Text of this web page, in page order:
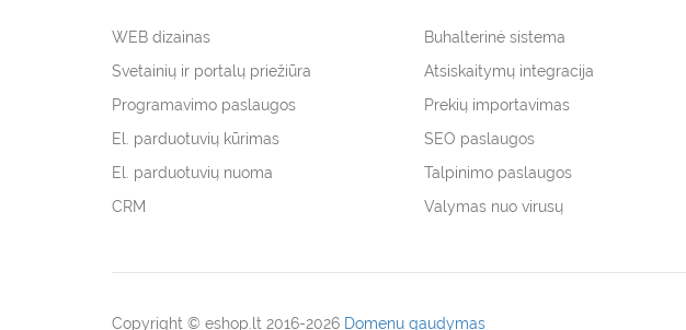
WEB dizainas
Svetainių ir portalų priežiūra
Programavimo paslaugos
El. parduotuvių kūrimas
El. parduotuvių nuoma
CRM
Buhalterinė sistema
Atsiskaitymų integracija
Prekių importavimas
SEO paslaugos
Talpinimo paslaugos
Valymas nuo virusų
Copyright © eshop.lt 2016-2026 Domenu gaudymas